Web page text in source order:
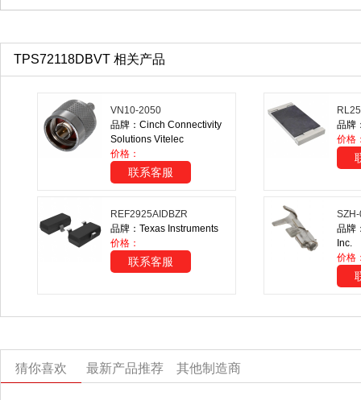
TPS72118DBVT 相关产品
VN10-2050
品牌：Cinch Connectivity
Solutions Vitelec
价格：
联系客服
品牌
价格
REF2925AIDBZR
品牌：Texas Instruments
价格：
联系客服
品牌
Inc.
价格
猜你喜欢 最新产品推荐 其他制造商